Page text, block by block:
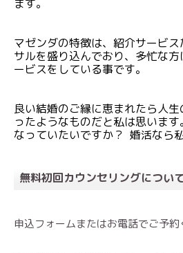
ます。
マゼンダの特徴は、紹介サービ
サルを盛り込んでおり、多忙な
ービスをしている事です。
良い結婚のご縁に恵まれたら人
ったようなものだと私は思いま
なっていたいですか？ 婚活なら
無料初回カウンセリングについ
申込フォームまたはお電話でご予約